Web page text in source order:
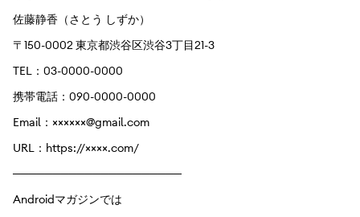
佐藤静香（さとう しずか）
〒150-0002 東京都渋谷区渋谷3丁目21-3
TEL：03-0000-0000
携帯電話：090-0000-0000
Email：××××××@gmail.com
URL：https://××××.com/
─────────────────────
Androidマガジンでは